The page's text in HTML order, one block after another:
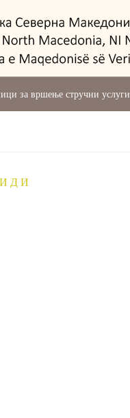
за вршење стручни услуги
Д И